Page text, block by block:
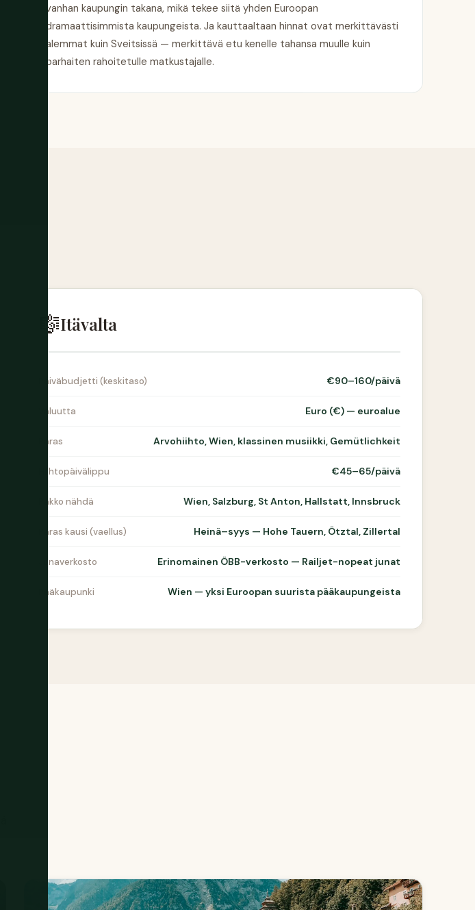
vanhan kaupungin takana, mikä tekee siitä yhden Euroopan
dramaattisimmista kaupungeista. Ja kauttaaltaan hinnat ovat merkittävästi
alemmat kuin Sveitsissä — merkittävä etu kenelle tahansa muulle kuin
parhaiten rahoitetulle matkustajalle.
🎼Itävalta
Päiväbudjetti (keskitaso) €90–160/päivä
Valuutta Euro (€) — euroalue
Paras Arvohiihto, Wien, klassinen musiikki, Gemütlichkeit
Hiihtopäivälippu €45–65/päivä
Pakko nähdä Wien, Salzburg, St Anton, Hallstatt, Innsbruck
Paras kausi (vaellus) Heinä–syys — Hohe Tauern, Ötztal, Zillertal
Junaverkosto Erinomainen ÖBB-verkosto — Railjet-nopeat junat
Pääkaupunki Wien — yksi Euroopan suurista pääkaupungeista